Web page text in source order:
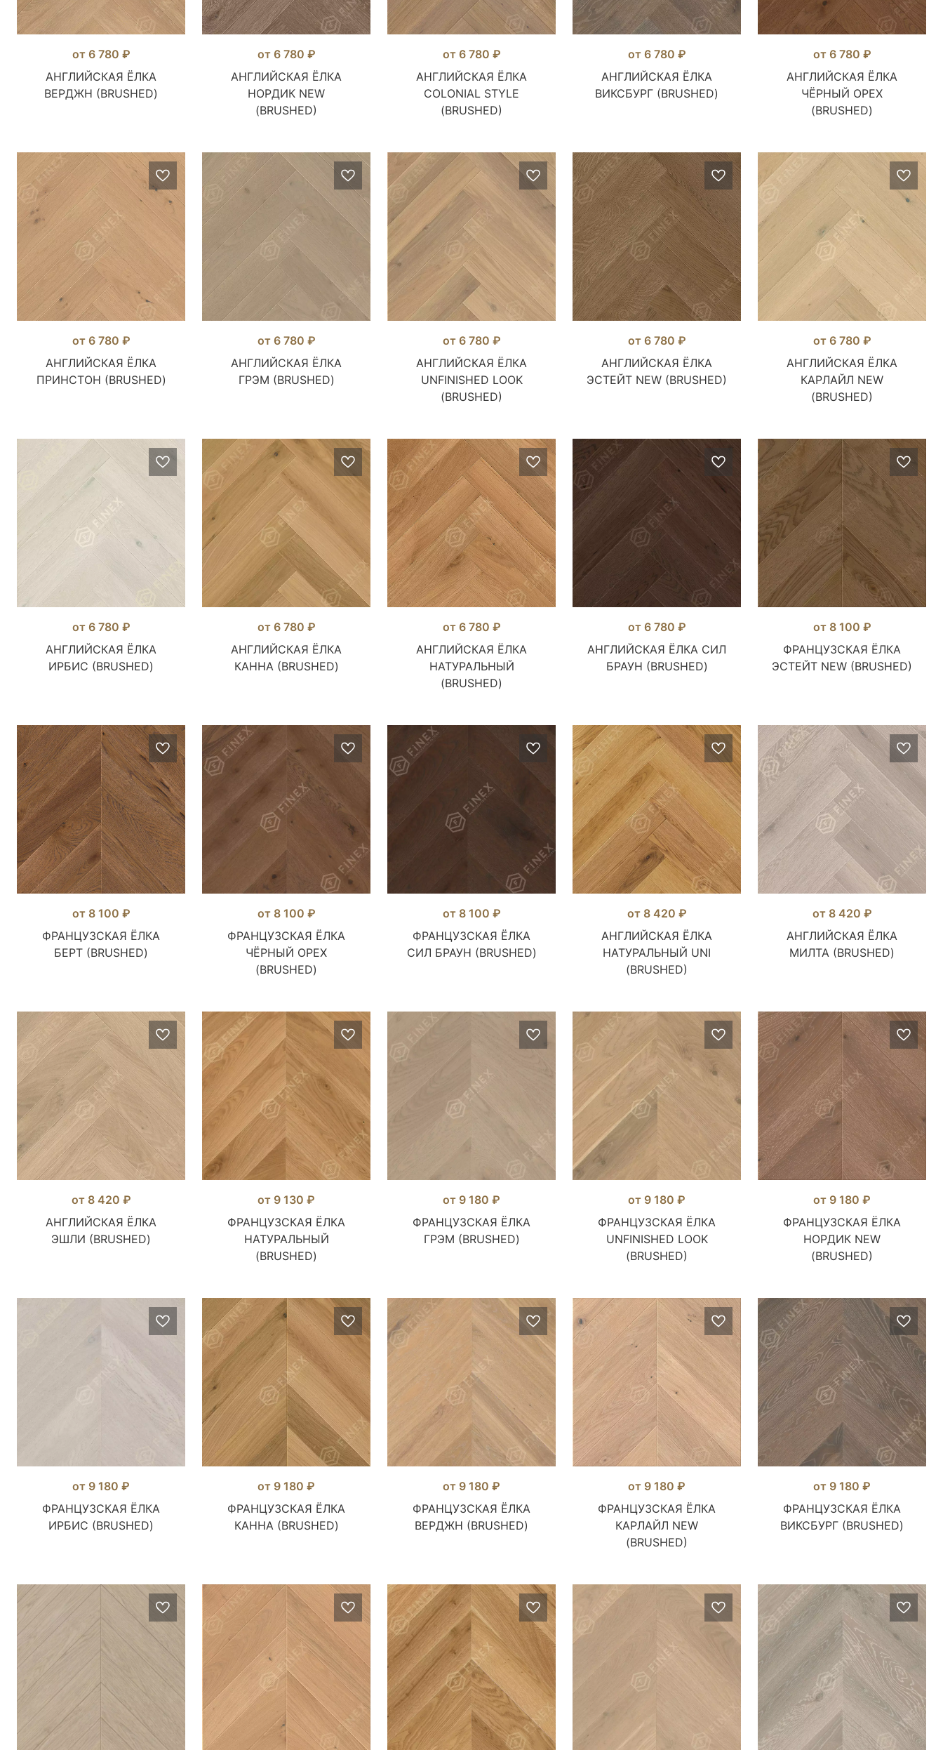
от 6 780 ₽
АНГЛИЙСКАЯ ЁЛКА
ВЕРДЖН (BRUSHED)
от 6 780 ₽
АНГЛИЙСКАЯ ЁЛКА
НОРДИК NEW
(BRUSHED)
от 6 780 ₽
АНГЛИЙСКАЯ ЁЛКА
COLONIAL STYLE
(BRUSHED)
от 6 780 ₽
АНГЛИЙСКАЯ ЁЛКА
ВИКСБУРГ (BRUSHED)
от 6 780 ₽
АНГЛИЙСКАЯ ЁЛКА
ЧЁРНЫЙ ОРЕХ
(BRUSHED)
от 6 780 ₽
АНГЛИЙСКАЯ ЁЛКА
ПРИНСТОН (BRUSHED)
от 6 780 ₽
АНГЛИЙСКАЯ ЁЛКА
ГРЭМ (BRUSHED)
от 6 780 ₽
АНГЛИЙСКАЯ ЁЛКА
UNFINISHED LOOK
(BRUSHED)
от 6 780 ₽
АНГЛИЙСКАЯ ЁЛКА
ЭСТЕЙТ NEW (BRUSHED)
от 6 780 ₽
АНГЛИЙСКАЯ ЁЛКА
КАРЛАЙЛ NEW
(BRUSHED)
от 6 780 ₽
АНГЛИЙСКАЯ ЁЛКА
ИРБИС (BRUSHED)
от 6 780 ₽
АНГЛИЙСКАЯ ЁЛКА
КАННА (BRUSHED)
от 6 780 ₽
АНГЛИЙСКАЯ ЁЛКА
НАТУРАЛЬНЫЙ
(BRUSHED)
от 6 780 ₽
АНГЛИЙСКАЯ ЁЛКА СИЛ
БРАУН (BRUSHED)
от 8 100 ₽
ФРАНЦУЗСКАЯ ЁЛКА
ЭСТЕЙТ NEW (BRUSHED)
от 8 100 ₽
ФРАНЦУЗСКАЯ ЁЛКА
БЕРТ (BRUSHED)
от 8 100 ₽
ФРАНЦУЗСКАЯ ЁЛКА
ЧЁРНЫЙ ОРЕХ
(BRUSHED)
от 8 100 ₽
ФРАНЦУЗСКАЯ ЁЛКА
СИЛ БРАУН (BRUSHED)
от 8 420 ₽
АНГЛИЙСКАЯ ЁЛКА
НАТУРАЛЬНЫЙ UNI
(BRUSHED)
от 8 420 ₽
АНГЛИЙСКАЯ ЁЛКА
МИЛТА (BRUSHED)
от 8 420 ₽
АНГЛИЙСКАЯ ЁЛКА
ЭШЛИ (BRUSHED)
от 9 130 ₽
ФРАНЦУЗСКАЯ ЁЛКА
НАТУРАЛЬНЫЙ
(BRUSHED)
от 9 180 ₽
ФРАНЦУЗСКАЯ ЁЛКА
ГРЭМ (BRUSHED)
от 9 180 ₽
ФРАНЦУЗСКАЯ ЁЛКА
UNFINISHED LOOK
(BRUSHED)
от 9 180 ₽
ФРАНЦУЗСКАЯ ЁЛКА
НОРДИК NEW
(BRUSHED)
от 9 180 ₽
ФРАНЦУЗСКАЯ ЁЛКА
ИРБИС (BRUSHED)
от 9 180 ₽
ФРАНЦУЗСКАЯ ЁЛКА
КАННА (BRUSHED)
от 9 180 ₽
ФРАНЦУЗСКАЯ ЁЛКА
ВЕРДЖН (BRUSHED)
от 9 180 ₽
ФРАНЦУЗСКАЯ ЁЛКА
КАРЛАЙЛ NEW
(BRUSHED)
от 9 180 ₽
ФРАНЦУЗСКАЯ ЁЛКА
ВИКСБУРГ (BRUSHED)